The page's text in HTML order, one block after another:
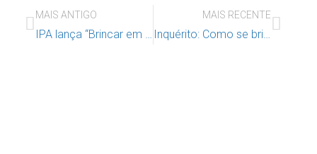
MAIS ANTIGO MAIS RECENTE